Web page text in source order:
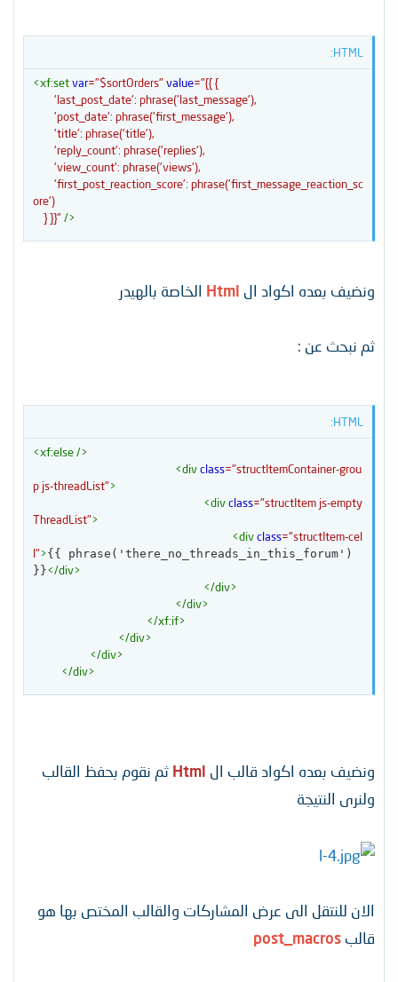
HTML:
<xf:setvar="$sortOrders"value="{{ {
ore')
    } }}
"/>
ونضيف بعده اكواد ال Html الخاصة بالهيدر
ثم نبحث عن :
HTML:
<xf:else/>
<divclass="structItemContainer-grou
p js-threadList">
<divclass="structItem js-empty
ThreadList">
<divclass="structItem-cel
l"> {{ phrase('there_no_threads_in_this_forum')
}}</div>
</div>
</div>
</xf:if>
</div>
</div>
</div>
ونضيف بعده اكواد قالب ال Html ثم نقوم بحفظ القالب
ولنرى النتيجة
الان للنتقل الى عرض المشاركات والقالب المختص بها هو
قالب post_macros